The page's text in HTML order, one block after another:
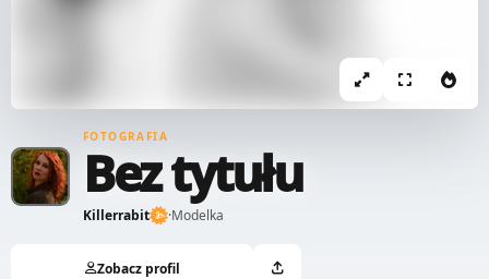
FOTOGRAFIA
Bez tytułu
Killerrabit ·Modelka
Zobacz profil